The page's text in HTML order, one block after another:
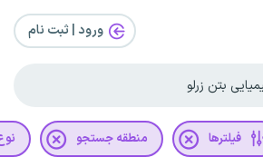
ورود | ثبت‌ نام
فیلترها منطقه جستجو